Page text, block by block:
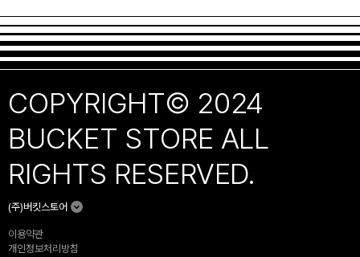
COPYRIGHT© 2024
BUCKET STORE ALL
RIGHTS RESERVED.
(주)버킷스토어
이용약관
개인정보처리방침